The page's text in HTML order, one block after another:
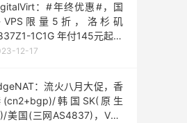
：#年终优惠#，国
VPS限量5折，洛杉矶
1C1G 年付145元起，
可选美西
12-17
：流火八月大促，香
(cn2+bgp)/韩国SK(原生
美国(三网AS4837)，VPS